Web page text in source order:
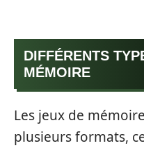
DIFFÉRENTS
MÉMOIRE
Les jeux de
plusieurs formats,